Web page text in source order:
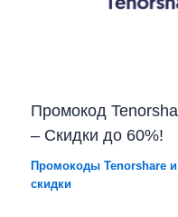
Промокод
– Скидки до 60%!
Промокоды Tenorshare
скидки